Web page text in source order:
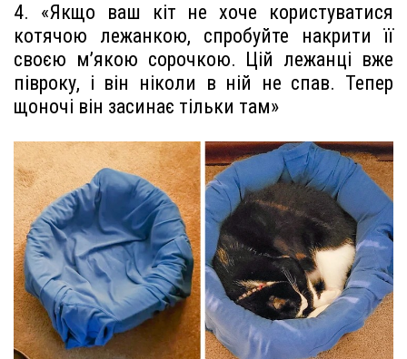
4. «Якщо ваш кіт не хоче користуватися
котячою лежанкою, спробуйте накрити її
своєю м’якою сорочкою. Цій лежанці вже
півроку, і він ніколи в ній не спав. Тепер
щоночі він засинає тільки там»